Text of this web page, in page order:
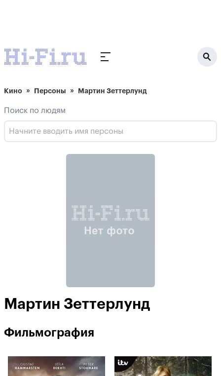
Кино Персоны Мартин Зеттерлунд
Поиск по людям
Мартин Зеттерлунд
Фильмография